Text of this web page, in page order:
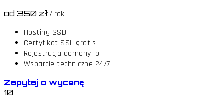
od 350 zł/ rok
Hosting SSD
Certyfikat SSL gratis
Rejestracja domeny .pl
Wsparcie techniczne 24/7
Zapytaj o wycenę
10